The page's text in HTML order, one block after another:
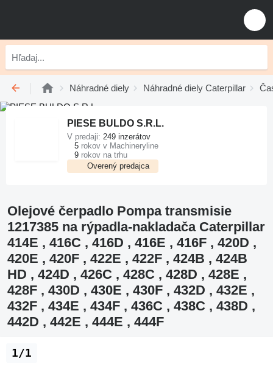
Náhradné diely Náhradné diely Caterpillar
PIESE BULDO S.R.L.
Overený predajca
V predaji: 249 inzerátov
5 rokov v Machineryline
9 rokov na trhu
Olejové čerpadlo Pompa transmisie
1217385 na rýpadla-nakladača Caterpillar
414E , 416C , 416D , 416E , 416F , 420D ,
420E , 420F , 422E , 422F , 424B , 424B
HD , 424D , 426C , 428C , 428D , 428E ,
428F , 430D , 430E , 430F , 432D , 432E ,
432F , 434E , 434F , 436C , 438C , 438D ,
442D , 442E , 444E , 444F
1/1